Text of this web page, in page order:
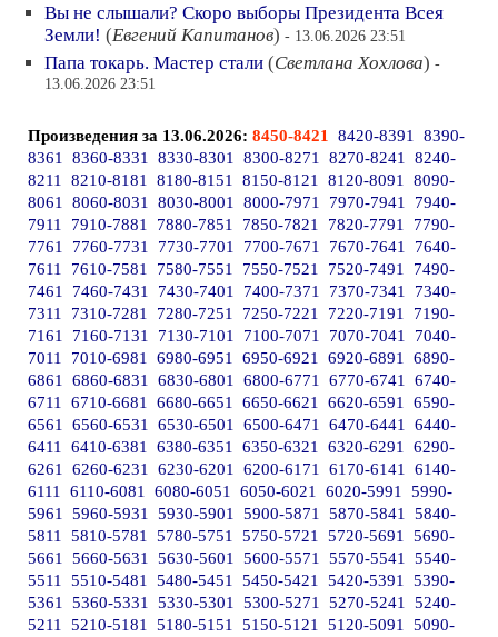
Вы не слышали? Скоро выборы Президента Всея
Земли! (Евгений Капитанов) - 13.06.2026 23:51
Папа токарь. Мастер стали (Светлана Хохлова) -
13.06.2026 23:51
Произведения за 13.06.2026: 8450-8421 8420-8391
8390-
8361
8360-8331 8330-8301 8300-8271 8270-8241
8240-
8211
8210-8181 8180-8151 8150-8121 8120-8091
8090-
8061
8060-8031 8030-8001 8000-7971 7970-7941
7940-
7911
7910-7881 7880-7851 7850-7821 7820-7791
7790-
7761
7760-7731 7730-7701 7700-7671 7670-7641
7640-
7611
7610-7581 7580-7551 7550-7521 7520-7491
7490-
7461
7460-7431 7430-7401 7400-7371 7370-7341
7340-
7311
7310-7281 7280-7251 7250-7221 7220-7191
7190-
7161
7160-7131 7130-7101 7100-7071 7070-7041
7040-
7011
7010-6981 6980-6951 6950-6921 6920-6891
6890-
6861
6860-6831 6830-6801 6800-6771 6770-6741
6740-
6711
6710-6681 6680-6651 6650-6621 6620-6591
6590-
6561
6560-6531 6530-6501 6500-6471 6470-6441
6440-
6411
6410-6381 6380-6351 6350-6321 6320-6291
6290-
6261
6260-6231 6230-6201 6200-6171 6170-6141
6140-
6111
6110-6081 6080-6051 6050-6021 6020-5991
5990-
5961
5960-5931 5930-5901 5900-5871 5870-5841
5840-
5811
5810-5781 5780-5751 5750-5721 5720-5691
5690-
5661
5660-5631 5630-5601 5600-5571 5570-5541
5540-
5511
5510-5481 5480-5451 5450-5421 5420-5391
5390-
5361
5360-5331 5330-5301 5300-5271 5270-5241
5240-
5211
5210-5181 5180-5151 5150-5121 5120-5091
5090-